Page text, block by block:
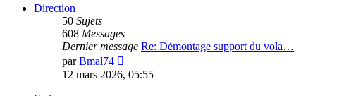
Direction
50 Sujets
608 Messages
Dernier message Re: Démontage support du vola…
parBmal74
le
dernier
12 mars 2026, 05:55